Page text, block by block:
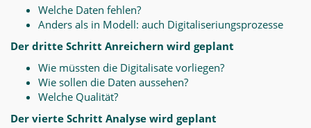
Welche Daten fehlen?
Anders als in Modell: auch Digitaliseriungsprozesse
Der dritte Schritt Anreichern wird geplant
Wie müssten die Digitalisate vorliegen?
Wie sollen die Daten aussehen?
Welche Qualität?
Der vierte Schritt Analyse wird geplant